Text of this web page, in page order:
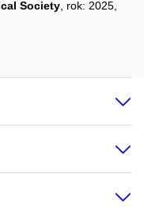
Society , rok: 2025,